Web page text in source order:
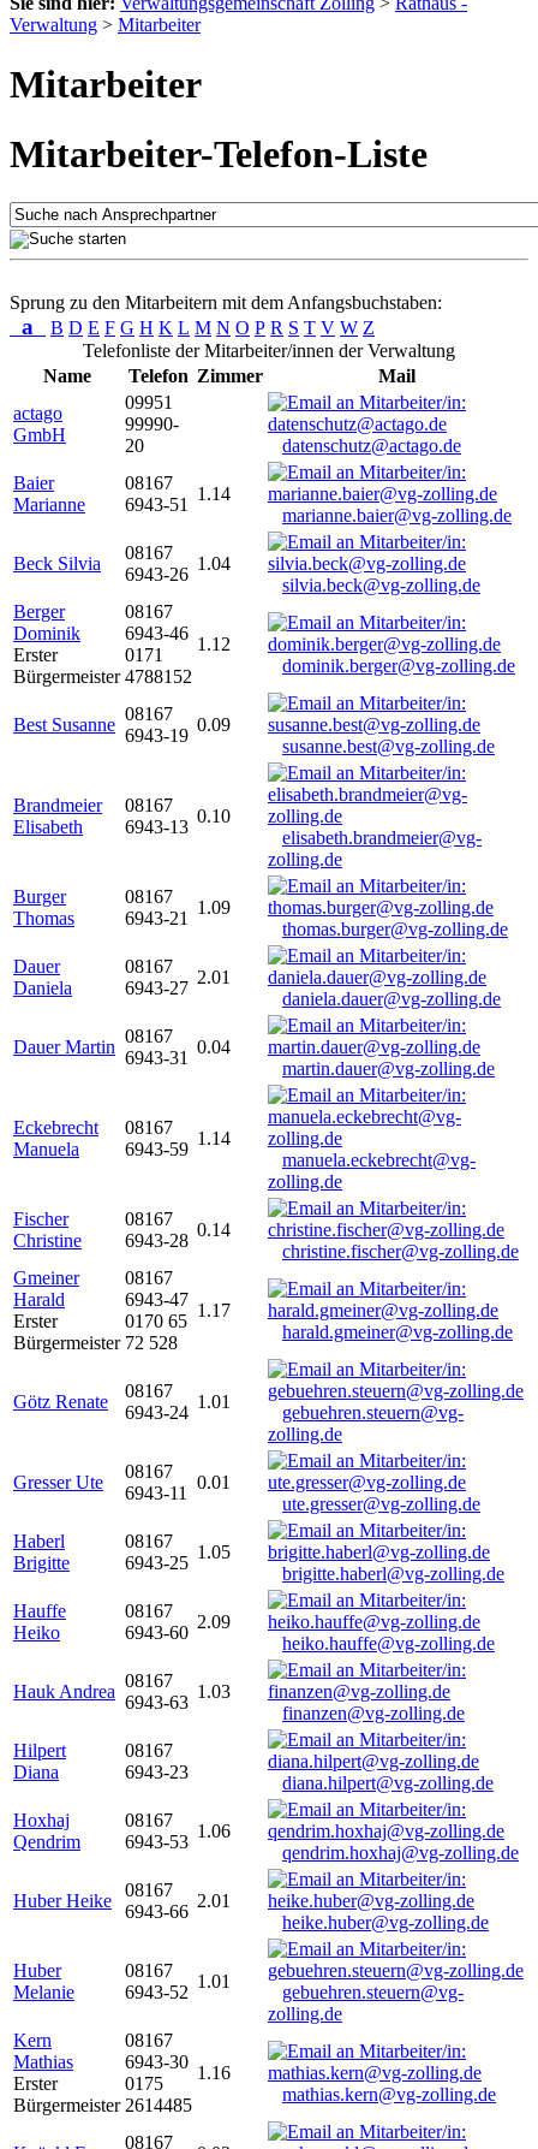
Verwaltung > Mitarbeiter
Mitarbeiter
Mitarbeiter-Telefon-Liste
Sprung zu den Mitarbeitern mit dem Anfangsbuchstaben:
a B D E F G H K L M N O P R S T V W Z
Telefonliste der Mitarbeiter/innen der Verwaltung
Name
Telefon Zimmer
Mail
actago
GmbH
09951
99990-
20
datenschutz@actago.de
Baier
Marianne
08167
6943-51
1.14
marianne.baier@vg-zolling.de
Beck Silvia
08167
6943-26
1.04
silvia.beck@vg-zolling.de
Berger
Dominik
Erster
Bürgermeister
08167
6943-46
0171
4788152
1.12
dominik.berger@vg-zolling.de
Best Susanne
08167
6943-19
0.09
susanne.best@vg-zolling.de
Brandmeier
Elisabeth
08167
6943-13
0.10
elisabeth.brandmeier@vg-
zolling.de
Burger
Thomas
08167
6943-21
1.09
thomas.burger@vg-zolling.de
Dauer
Daniela
08167
6943-27
2.01
daniela.dauer@vg-zolling.de
Dauer Martin
08167
6943-31
0.04
martin.dauer@vg-zolling.de
Eckebrecht
Manuela
08167
6943-59
1.14
manuela.eckebrecht@vg-
zolling.de
Fischer
Christine
08167
6943-28
0.14
christine.fischer@vg-zolling.de
Gmeiner
Harald
Erster
Bürgermeister
08167
6943-47
0170 65
72 528
1.17
harald.gmeiner@vg-zolling.de
Götz Renate
08167
6943-24
1.01
gebuehren.steuern@vg-
zolling.de
Gresser Ute
08167
6943-11
0.01
ute.gresser@vg-zolling.de
Haberl
Brigitte
08167
6943-25
1.05
brigitte.haberl@vg-zolling.de
Hauffe
Heiko
08167
6943-60
2.09
heiko.hauffe@vg-zolling.de
Hauk Andrea
08167
6943-63
1.03
finanzen@vg-zolling.de
Hilpert
Diana
08167
6943-23
diana.hilpert@vg-zolling.de
Hoxhaj
Qendrim
08167
6943-53
1.06
qendrim.hoxhaj@vg-zolling.de
Huber Heike
08167
6943-66
2.01
heike.huber@vg-zolling.de
Huber
Melanie
08167
6943-52
1.01
gebuehren.steuern@vg-
zolling.de
Kern
Mathias
Erster
Bürgermeister
08167
6943-30
0175
2614485
1.16
mathias.kern@vg-zolling.de
08167